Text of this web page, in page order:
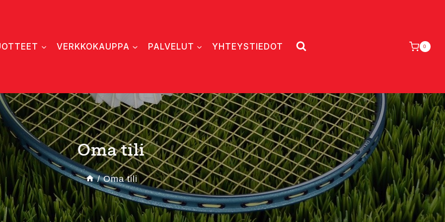
VERKKOKAUPPA PALVELUT YHTEYSTIEDOT 0
Oma tili
/ Oma tili